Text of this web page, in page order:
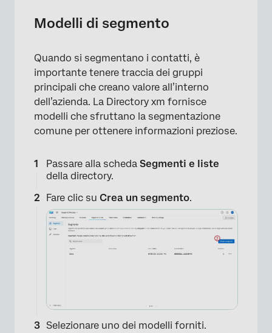
Modelli di segmento
Quando si segmentano i contatti, è
importante tenere traccia dei gruppi
principali che creano valore all’interno
dell’azienda. La Directory xm fornisce
modelli che sfruttano la segmentazione
comune per ottenere informazioni preziose.
Passare alla scheda Segmenti e liste
della directory.
Fare clic su Crea un segmento.
Selezionare uno dei modelli forniti.